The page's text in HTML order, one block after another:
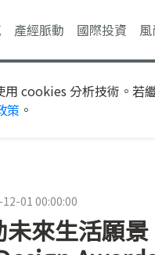
產經脈動 國際投資
cookies 分析技術。
策 。
01 00:00:00
來生活願